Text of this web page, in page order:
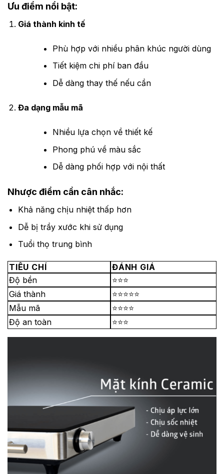
Ưu điểm nổi bật:
Giá thành kinh tế
Phù hợp với nhiều phân khúc người dùng
Tiết kiệm chi phí ban đầu
Dễ dàng thay thế nếu cần
Đa dạng mẫu mã
Nhiều lựa chọn về thiết kế
Phong phú về màu sắc
Dễ dàng phối hợp với nội thất
Nhược điểm cần cân nhắc:
Khả năng chịu nhiệt thấp hơn
Dễ bị trầy xước khi sử dụng
Tuổi thọ trung bình
TIÊU CHÍ
ĐÁNH GIÁ
Độ bền
⭐⭐⭐
Giá thành
⭐⭐⭐⭐⭐
Mẫu mã
⭐⭐⭐⭐
Độ an toàn
⭐⭐⭐